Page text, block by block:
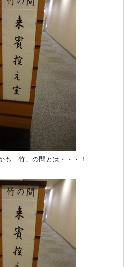
も「竹」の間とは・・・！